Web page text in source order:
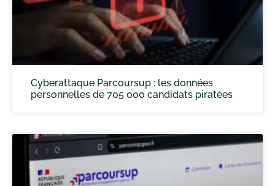
Cyberattaque Parcoursup : les données
personnelles de 705 000 candidats piratées